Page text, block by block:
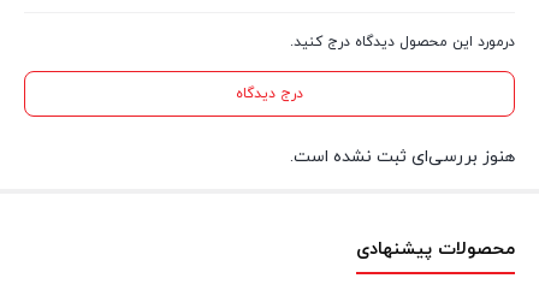
درمورد این محصول دیدگاه درج کنید.
درج دیدگاه
هنوز بررسی‌ای ثبت نشده است.
محصولات پیشنهادی